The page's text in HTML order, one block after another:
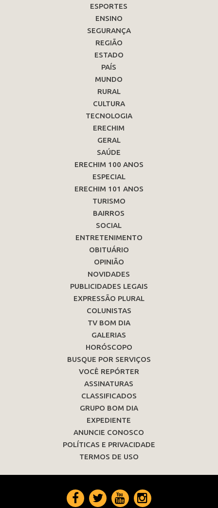
ESPORTES
ENSINO
SEGURANÇA
REGIÃO
ESTADO
PAÍS
MUNDO
RURAL
CULTURA
TECNOLOGIA
ERECHIM
GERAL
SAÚDE
ERECHIM 100 ANOS
ESPECIAL
ERECHIM 101 ANOS
TURISMO
BAIRROS
SOCIAL
ENTRETENIMENTO
OBITUÁRIO
OPINIÃO
NOVIDADES
PUBLICIDADES LEGAIS
EXPRESSÃO PLURAL
COLUNISTAS
TV BOM DIA
GALERIAS
HORÓSCOPO
BUSQUE POR SERVIÇOS
VOCÊ REPÓRTER
ASSINATURAS
CLASSIFICADOS
GRUPO BOM DIA
EXPEDIENTE
ANUNCIE CONOSCO
POLÍTICAS E PRIVACIDADE
TERMOS DE USO